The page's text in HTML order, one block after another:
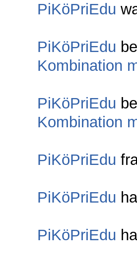
PiKöPriEdu
PiKöPriEdu
Kombination
PiKöPriEdu
Kombination
PiKöPriEdu
PiKöPriEdu
PiKöPriEdu